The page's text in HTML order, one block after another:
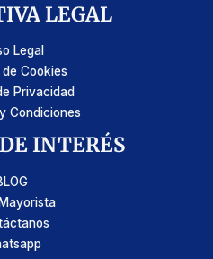
LEGAL
Legal
Cookies
Privacidad
Condiciones
INTERÉS